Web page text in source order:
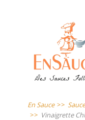
En Sauce >>
>> Vinaigrette